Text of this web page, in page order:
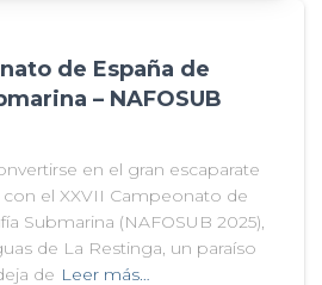
de España de
– NAFOSUB
en el gran escaparate
el XXVII Campeonato de
Submarina (NAFOSUB 2025),
de La Restinga, un paraíso
de Leer más…